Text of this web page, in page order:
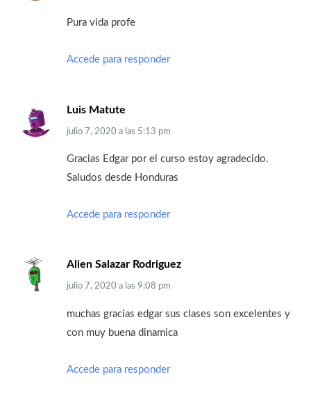
Pura vida profe
Accede para responder
Luis Matute
julio 7, 2020 a las 5:13 pm
Gracias Edgar por el curso estoy agradecido.
Saludos desde Honduras
Accede para responder
Alien Salazar Rodriguez
julio 7, 2020 a las 9:08 pm
muchas gracias edgar sus clases son excelentes y
con muy buena dinamica
Accede para responder